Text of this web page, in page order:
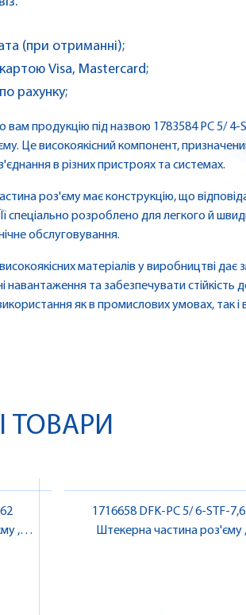
(при отриманні);
Visa, Mastercard;
рахунку;
вам продукцію під назвою 1783584 PC 5/
Це високоякісний компонент,
в різних пристроях та системах.
роз'єму має конструкцію, що
спеціально розроблено для легкого й
обслуговування.
матеріалів у виробництві
навантаження та забезпечувати стійкість
як в промислових умовах, так і
ТОВАРИ
,
1716658 DFK-PC 5/ 6-STF-
Штекерна частина роз'єму ,